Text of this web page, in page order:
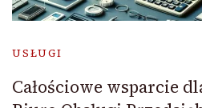
USŁUGI
Całościowe wsparcie